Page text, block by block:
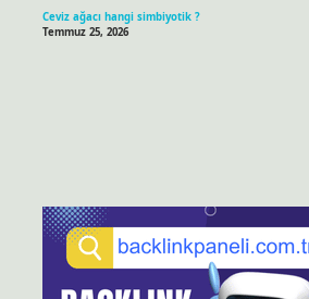
Ceviz ağacı hangi simbiyotik ?
Temmuz 25, 2026